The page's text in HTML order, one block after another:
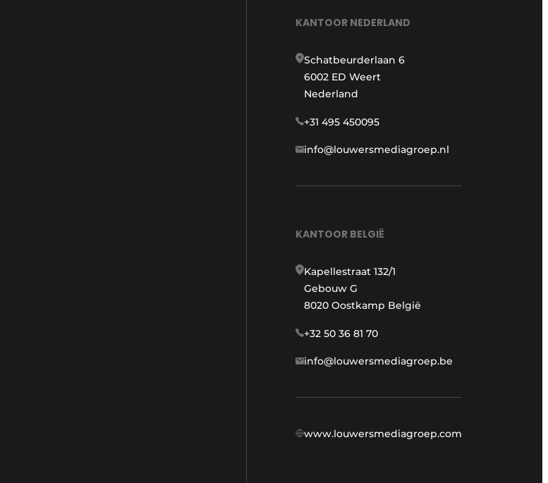
KANTOOR NEDERLAND
Schatbeurderlaan 6
6002 ED Weert
Nederland
+31 495 450095
info@louwersmediagroep.nl
KANTOOR BELGIË
Kapellestraat 132/1
Gebouw G
8020 Oostkamp België
+32 50 36 81 70
info@louwersmediagroep.be
www.louwersmediagroep.com